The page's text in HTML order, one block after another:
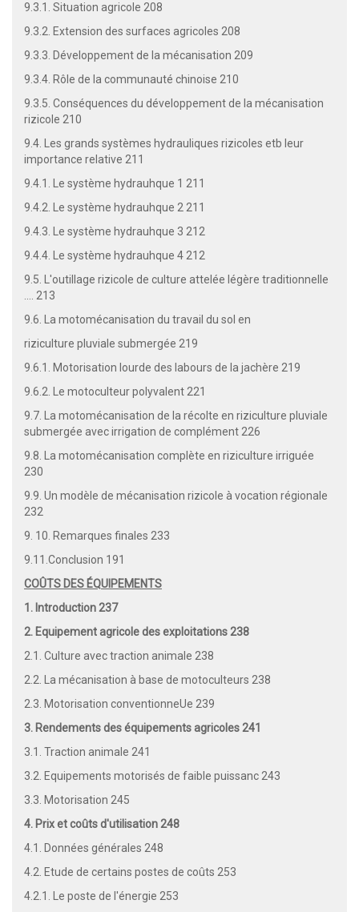
9.3.1. Situation agricole 208
9.3.2. Extension des surfaces agricoles 208
9.3.3. Développement de la mécanisation 209
9.3.4. Rôle de la communauté chinoise 210
9.3.5. Conséquences du développement de la mécanisation
rizicole 210
9.4. Les grands systèmes hydrauliques rizicoles etb leur
importance relative 211
9.4.1. Le système hydrauhque 1 211
9.4.2. Le système hydrauhque 2 211
9.4.3. Le système hydrauhque 3 212
9.4.4. Le système hydrauhque 4 212
9.5. L'outillage rizicole de culture attelée légère traditionnelle
.... 213
9.6. La motomécanisation du travail du sol en
riziculture pluviale submergée 219
9.6.1. Motorisation lourde des labours de la jachère 219
9.6.2. Le motoculteur polyvalent 221
9.7. La motomécanisation de la récolte en riziculture pluviale
submergée avec irrigation de complément 226
9.8. La motomécanisation complète en riziculture irriguée
230
9.9. Un modèle de mécanisation rizicole à vocation régionale
232
9. 10. Remarques finales 233
9.11.Conclusion 191
COÛTS DES ÉQUIPEMENTS
1. Introduction 237
2. Equipement agricole des exploitations 238
2.1. Culture avec traction animale 238
2.2. La mécanisation à base de motoculteurs 238
2.3. Motorisation conventionneUe 239
3. Rendements des équipements agricoles 241
3.1. Traction animale 241
3.2. Equipements motorisés de faible puissanc 243
3.3. Motorisation 245
4. Prix et coûts d'utilisation 248
4.1. Données générales 248
4.2. Etude de certains postes de coûts 253
4.2.1. Le poste de l'énergie 253